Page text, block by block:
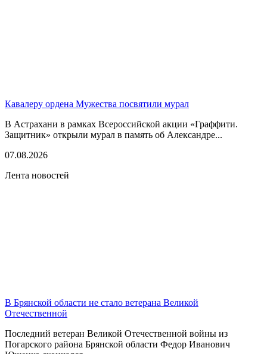
Кавалеру ордена Мужества посвятили мурал
В Астрахани в рамках Всероссийской акции «Граффити.
Защитник» открыли мурал в память об Александре...
07.08.2026
Лента новостей
В Брянской области не стало ветерана Великой
Отечественной
Последний ветеран Великой Отечественной войны из
Погарского района Брянской области Федор Иванович